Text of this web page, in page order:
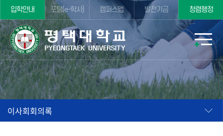
입학안내 포털(e-학사) 캠퍼스맵 발전기금 청렴행정
이사회회의록